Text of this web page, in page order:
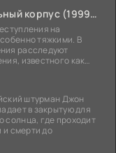
Закон и порядок. Специальный корпус (1999-2026)
на
тяжкими. В
расследуют
известного как
штурман Джон
в закрытую для
солнца, где проходит
и смерти до